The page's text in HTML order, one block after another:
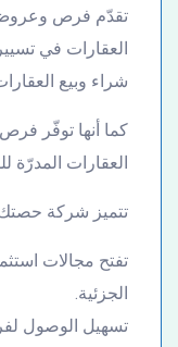
تقدّم فرص وعروض
العقارات في
شراء وبيع
كما أنها توفّر فرص
العقارات المدرّة
تتميز شركة حصتك
تفتح مجالات
الجزئية.
تسهيل الوصول